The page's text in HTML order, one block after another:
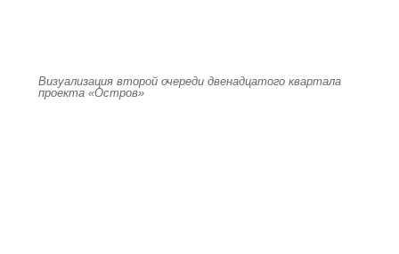
Визуализация второй очереди двенадцатого квартала
проекта «Остров»